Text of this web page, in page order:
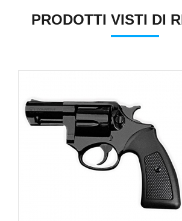
PRODOTTI VISTI DI